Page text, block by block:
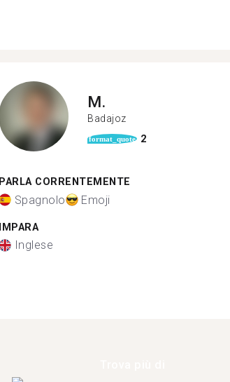
M.
Badajoz
format_quote 2
PARLA CORRENTEMENTE
Spagnolo Emoji
IMPARA
Inglese